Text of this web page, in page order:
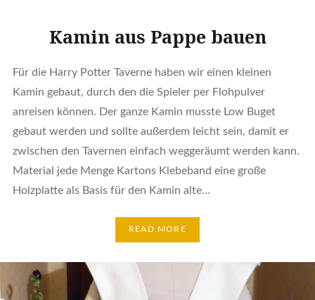
Kamin aus Pappe bauen
Für die Harry Potter Taverne haben wir einen kleinen
Kamin gebaut, durch den die Spieler per Flohpulver
anreisen können. Der ganze Kamin musste Low Buget
gebaut werden und sollte außerdem leicht sein, damit er
zwischen den Tavernen einfach weggeräumt werden kann.
Material jede Menge Kartons Klebeband eine große
Holzplatte als Basis für den Kamin alte…
READ MORE